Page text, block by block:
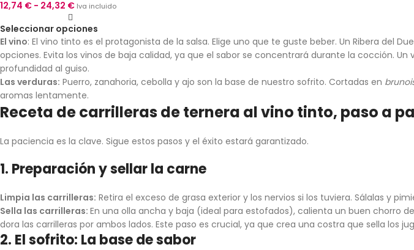
12,74 € - 24,32 € Iva incluido
Seleccionar opciones
El vino: El vino tinto es el protagonista de la salsa. Elige uno que te guste beber. Un Ribera del
opciones. Evita los vinos de baja calidad, ya que el sabor se concentrará durante la cocción.
profundidad al guiso.
Las verduras: Puerro, zanahoria, cebolla y ajo son la base de nuestro sofrito. Cortadas en
aromas lentamente.
Receta de carrilleras de ternera al vino tinto, paso a
La paciencia es la clave. Sigue estos pasos y el éxito estará garantizado.
1. Preparación y sellar la carne
Limpia las carrilleras: Retira el exceso de grasa exterior y los nervios si los tuviera. Sálalas y
Sella las carrilleras: En una olla ancha y baja (ideal para estofados), calienta un buen chorro
dora las carrilleras por ambos lados. Este paso es crucial, ya que crea una costra que sella los
2. El sofrito: La base de sabor